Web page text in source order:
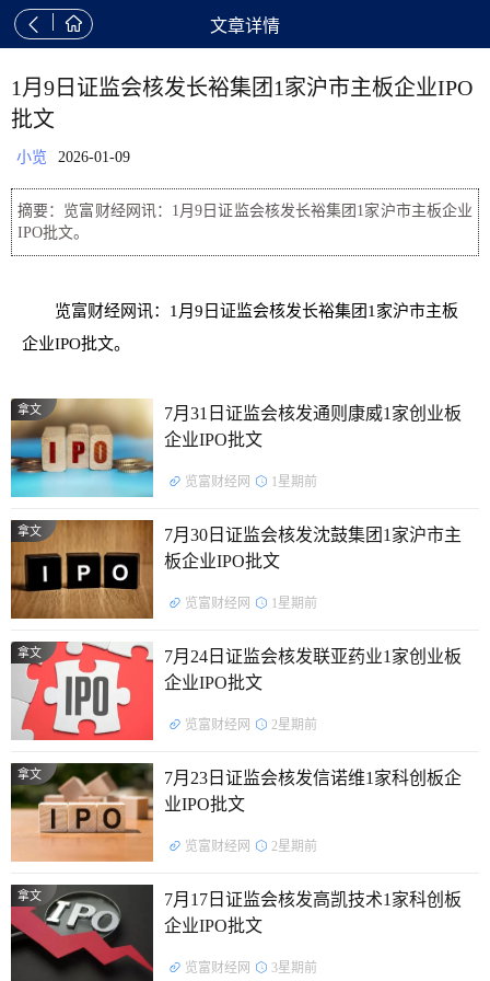
  文章详情
1月9日证监会核发长裕集团1家沪市主板企业IPO
批文
小览 2026-01-09
摘要：览富财经网讯：1月9日证监会核发长裕集团1家沪市主板企业
IPO批文。
览富财经网讯：1月9日证监会核发长裕集团1家沪市主板
企业IPO批文。
拿文
7月31日证监会核发通则康威1家创业板
企业IPO批文
览富财经网 1星期前
拿文
7月30日证监会核发沈鼓集团1家沪市主
板企业IPO批文
览富财经网 1星期前
拿文
7月24日证监会核发联亚药业1家创业板
企业IPO批文
览富财经网 2星期前
拿文
7月23日证监会核发信诺维1家科创板企
业IPO批文
览富财经网 2星期前
拿文
7月17日证监会核发高凯技术1家科创板
企业IPO批文
览富财经网 3星期前